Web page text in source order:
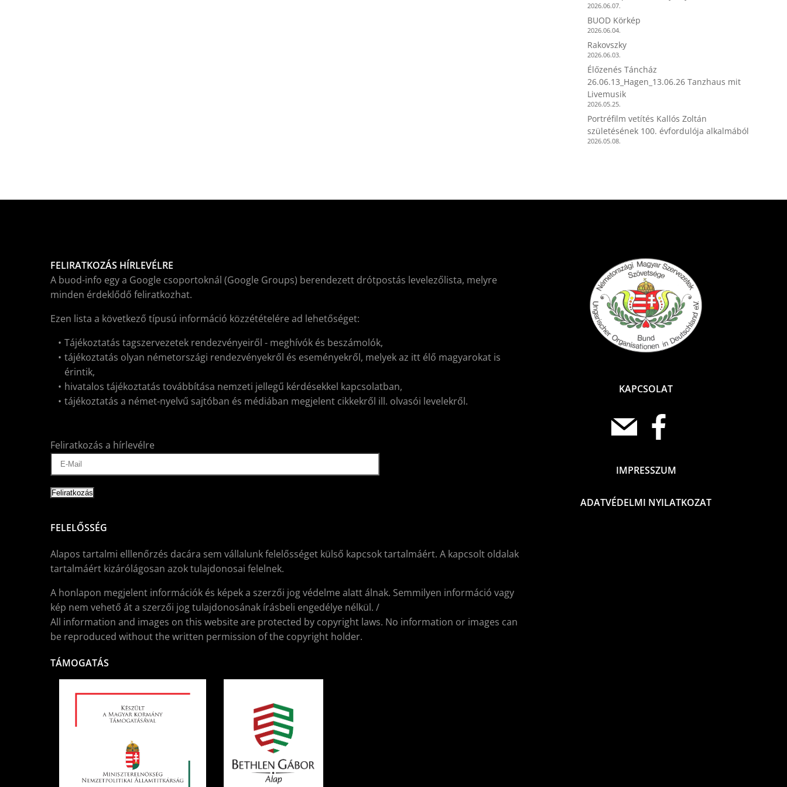
2026.06.07.
BUOD Körkép
2026.06.04.
Rakovszky
2026.06.03.
Élőzenés Táncház
26.06.13_Hagen_13.06.26 Tanzhaus mit
Livemusik
2026.05.25.
Portréfilm vetítés Kallós Zoltán
születésének 100. évfordulója alkalmából
2026.05.08.
FELIRATKOZÁS HÍRLEVÉLRE
A buod-info egy a Google csoportoknál (Google Groups) berendezett drótpostás levelezőlista, melyre
minden érdeklődő feliratkozhat.
Ezen lista a következő típusú információ közzétételére ad lehetőséget:
Tájékoztatás tagszervezetek rendezvényeiről - meghívók és beszámolók,
tájékoztatás olyan németországi rendezvényekről és eseményekről, melyek az itt élő magyarokat is
érintik,
hivatalos tájékoztatás továbbítása nemzeti jellegű kérdésekkel kapcsolatban,
tájékoztatás a német-nyelvű sajtóban és médiában megjelent cikkekről ill. olvasói levelekről.
Feliratkozás a hírlevélre
FELELŐSSÉG
Alapos tartalmi elllenőrzés dacára sem vállalunk felelősséget külső kapcsok tartalmáért. A kapcsolt oldalak
tartalmáért kizárólágosan azok tulajdonosai felelnek.
A honlapon megjelent információk és képek a szerzői jog védelme alatt álnak. Semmilyen információ vagy
kép nem vehető át a szerzői jog tulajdonosának írásbeli engedélye nélkül. /
All information and images on this website are protected by copyright laws. No information or images can
be reproduced without the written permission of the copyright holder.
TÁMOGATÁS
KAPCSOLAT
IMPRESSZUM
ADATVÉDELMI NYILATKOZAT